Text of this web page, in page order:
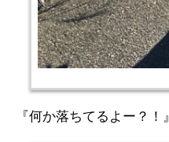
『何か落ちてるよー？！』